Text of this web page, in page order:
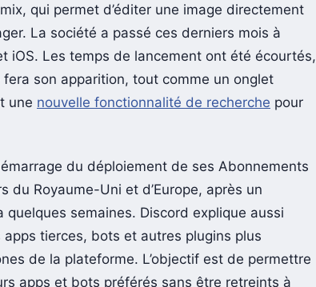
qui permet d’éditer une image directement
La société a passé ces derniers mois à
iOS. Les temps de lancement ont été écourtés,
son apparition, tout comme un onglet
une nouvelle fonctionnalité de recherche pour
du déploiement de ses Abonnements
du Royaume-Uni et d’Europe, après un
semaines. Discord explique aussi
tierces, bots et autres plugins plus
de la plateforme. L’objectif est de permettre
apps et bots préférés sans être retreints à